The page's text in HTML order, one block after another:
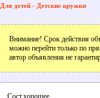
Для детей - Детские кружки
Внимание! Срок действия
можно перейти только по
автор объявления не
Сост.хорошee.